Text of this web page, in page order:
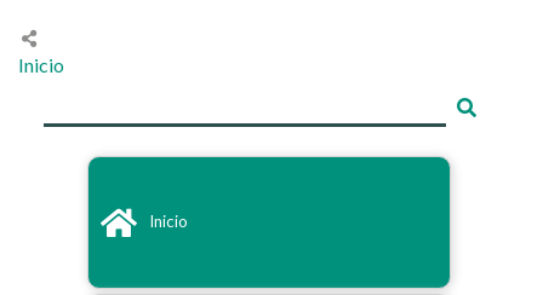
Inicio
Inicio